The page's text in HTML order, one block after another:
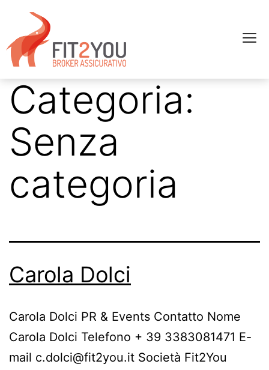
Categoria:
Senza
categoria
Carola Dolci
Carola Dolci PR & Events Contatto Nome
Carola Dolci Telefono + 39 3383081471 E-
mail c.dolci@fit2you.it Società Fit2You